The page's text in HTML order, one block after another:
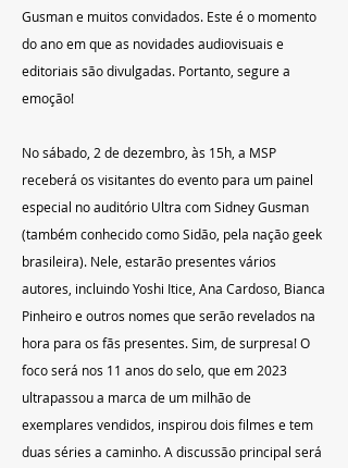
Gusman e muitos convidados. Este é o momento
do ano em que as novidades audiovisuais e
editoriais são divulgadas. Portanto, segure a
emoção!
No sábado, 2 de dezembro, às 15h, a MSP
receberá os visitantes do evento para um painel
especial no auditório Ultra com Sidney Gusman
(também conhecido como Sidão, pela nação geek
brasileira). Nele, estarão presentes vários
autores, incluindo Yoshi Itice, Ana Cardoso, Bianca
Pinheiro e outros nomes que serão revelados na
hora para os fãs presentes. Sim, de surpresa! O
foco será nos 11 anos do selo, que em 2023
ultrapassou a marca de um milhão de
exemplares vendidos, inspirou dois filmes e tem
duas séries a caminho. A discussão principal será